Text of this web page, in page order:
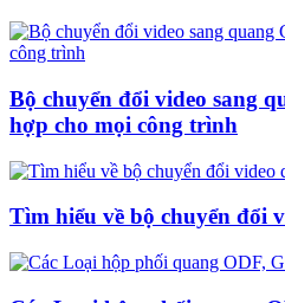
Bộ chuyển đổi video sang
hợp cho mọi công trình
Tìm hiểu về bộ chuyển đổi